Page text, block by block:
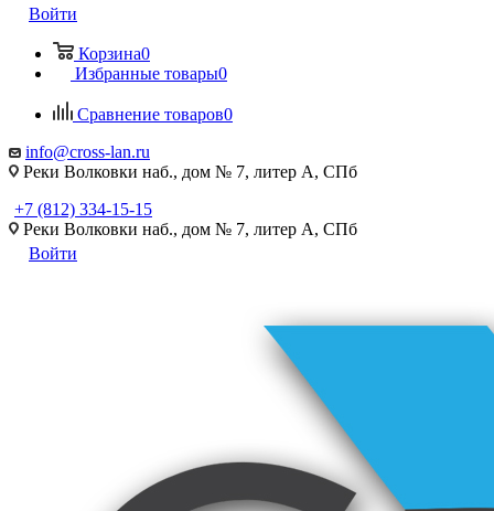
Войти
Корзина0
Избранные товары0
Сравнение товаров0
info@cross-lan.ru
Реки Волковки наб., дом № 7, литер А, СПб
+7 (812) 334-15-15
Реки Волковки наб., дом № 7, литер А, СПб
Войти